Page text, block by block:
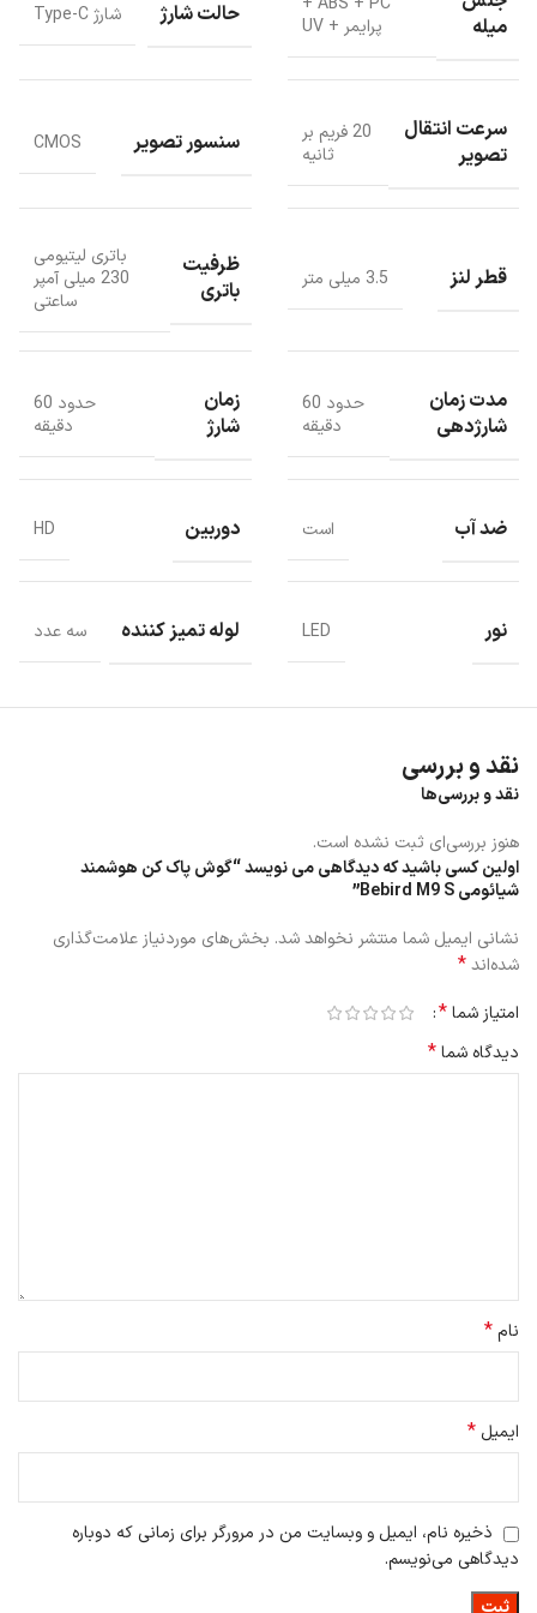
امکانات ویژه
گوش پاک کن هوشمند شیائومی Bebird M9 S
دارای امکان اتصال به
صورت دقیق و بهداشتی تمیز کنید.
باتری لیتیومی 230 میلی آمپر ساعتی دارای یک دوربین کوچک در سر
سرعت انتقال تصویر دوربین گوش پاک کن هوشمند شیائومی 20 فریم بر
میله
پرایمر + UV
حالت شارژ شارژ Type-C
سرعت انتقال
تصویر
20 فریم بر
ثانیه
سنسور تصویر CMOS
قطر لنز 3.5 میلی متر
ظرفیت
باتری
باتری لیتیومی
230 میلی آمپر
ساعتی
مدت زمان
شارژدهی
حدود 60
دقیقه
زمان
شارژ
حدود 60
دقیقه
ضد آب است دوربین HD
نور LED لوله تمیز کننده سه عدد
نقد و بررسی
نقد و بررسی‌ها
هنوز بررسی‌ای ثبت نشده است.
اولین کسی باشید که دیدگاهی می نویسد “گوش پاک کن هوشمند
شیائومی Bebird M9 S”
نشانی ایمیل شما منتشر نخواهد شد. بخش‌های موردنیاز علامت‌گذاری
شده‌اند*
امتیاز شما*
دیدگاه شما*
نام*
ایمیل *
ذخیره نام، ایمیل و وبسایت من در مرورگر برای زمانی که دوباره
دیدگاهی می‌نویسم.